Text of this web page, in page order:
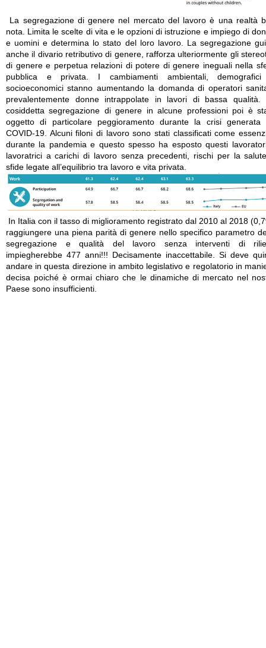
La segregazione di genere nel mercato del lavoro è una realtà
nota. Limita le scelte di vita e le opzioni di istruzione e impiego di
e uomini e determina lo stato del loro lavoro. La segregazione
anche il divario retributivo di genere, rafforza ulteriormente gli
di genere e perpetua relazioni di potere di genere ineguali nella
pubblica e privata. I cambiamenti ambientali,
socioeconomici stanno aumentando la domanda di operatori
prevalentemente donne intrappolate in lavori di bassa qualità.
cosiddetta segregazione di genere in alcune professioni poi è
oggetto di particolare peggioramento durante la crisi generata
COVID-19. Alcuni filoni di lavoro sono stati classificati come
durante la pandemia e questo spesso ha esposto questi
lavoratrici a carichi di lavoro senza precedenti, rischi per la
sfide legate all’equilibrio tra lavoro e vita privata.
In Italia con il tasso di miglioramento registrato dal 2010 al 2018
raggiungere una piena parità di genere nello specifico parametro
segregazione e qualità del lavoro senza interventi di
impiegherebbe 477 anni!!! Decisamente inaccettabile. Si deve
andare in questa direzione in ambito legislativo e regolatorio in
decisa poiché è ormai chiaro che le dinamiche di mercato nel
Paese sono insufficienti.